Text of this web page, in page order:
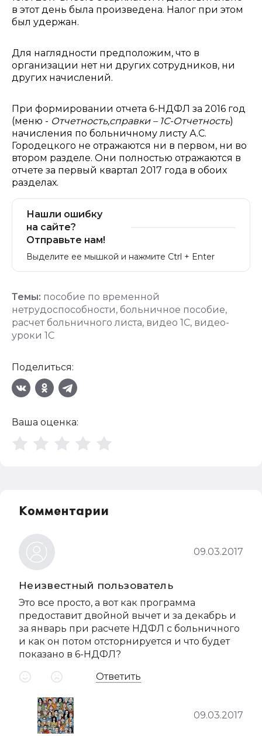
в этот день была произведена. Налог при этом
был удержан.
Для наглядности предположим, что в
организации нет ни других сотрудников, ни
других начислений.
При формировании отчета 6-НДФЛ за 2016 год
(меню - Отчетность,справки – 1С-Отчетность)
начисления по больничному листу А.С.
Городецкого не отражаются ни в первом, ни во
втором разделе. Они полностью отражаются в
отчете за первый квартал 2017 года в обоих
разделах.
Нашли ошибку
на сайте?
Отправьте нам!
Выделите ее мышкой и нажмите Ctrl + Enter
Темы: пособие по временной
нетрудоспособности, больничное пособие,
расчет больничного листа, видео 1С, видео-
уроки 1С
Поделиться:
Ваша оценка:
Комментарии
Неизвестный пользователь
09.03.2017
Это все просто, а вот как программа
предоставит двойной вычет и за декабрь и
за январь при расчете НДФЛ с больничного
и как он потом отсторнируется и что будет
показано в 6-НДФЛ?
Ответить
09.03.2017